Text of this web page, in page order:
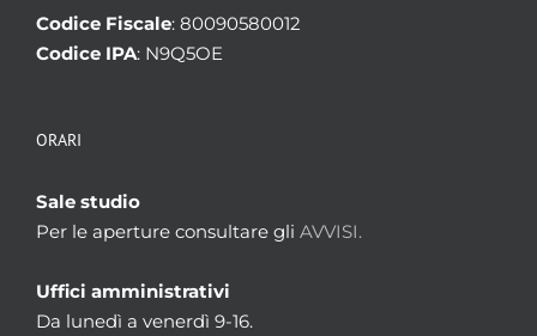
Codice Fiscale: 80090580012
Codice IPA: N9Q5OE
ORARI
Sale studio
Per le aperture consultare gli AVVISI.
Uffici amministrativi
Da lunedì a venerdì 9-16.